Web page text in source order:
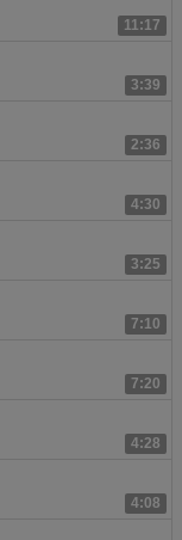
11:17
3:39
2:36
4:30
3:25
7:10
7:20
4:28
4:08